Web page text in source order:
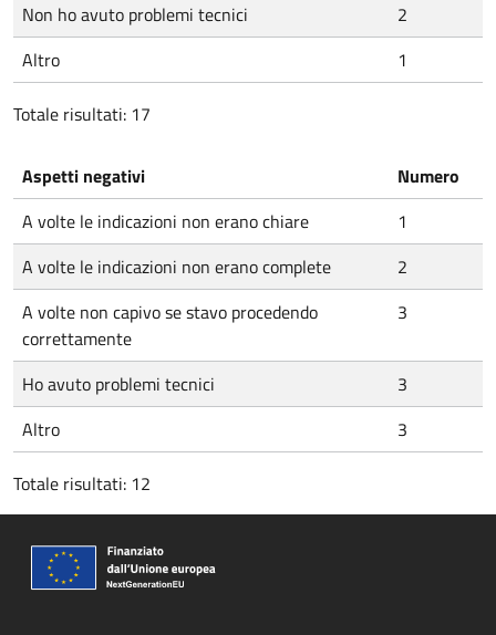
Non ho avuto problemi tecnici
2
Altro
1
Totale risultati: 17
Aspetti negativi
Numero
A volte le indicazioni non erano chiare
1
A volte le indicazioni non erano complete
2
A volte non capivo se stavo procedendo
correttamente
3
Ho avuto problemi tecnici
3
Altro
3
Totale risultati: 12